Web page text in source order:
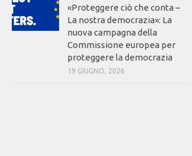
«Proteggere ciò che conta –
La nostra democrazia»: La
nuova campagna della
Commissione europea per
proteggere la democrazia
19 GIUGNO, 2026